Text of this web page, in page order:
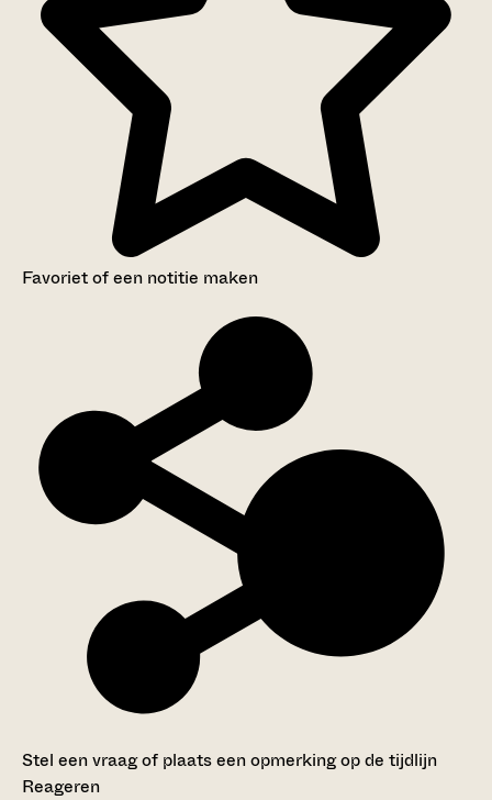
Favoriet of een notitie maken
Stel een vraag of plaats een opmerking op de tijdlijn
Reageren